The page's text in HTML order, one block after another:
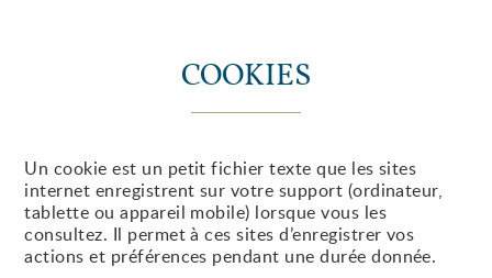
COOKIES
Un cookie est un petit fichier texte que les sites
internet enregistrent sur votre support (ordinateur,
tablette ou appareil mobile) lorsque vous les
consultez. Il permet à ces sites d’enregistrer vos
actions et préférences pendant une durée donnée.